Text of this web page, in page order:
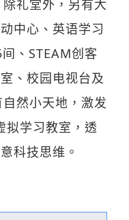
礼堂外，另有大
中心、英语学习
、STEAM创客
、校园电视台及
然小天地，激发
拟学习教室，透
科技思维。